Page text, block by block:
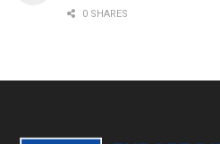
0 SHARES